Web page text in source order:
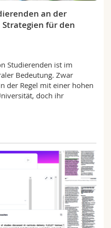
an der
für den
Studierenden ist im
Bedeutung. Zwar
der Regel mit einer hohen
doch ihr